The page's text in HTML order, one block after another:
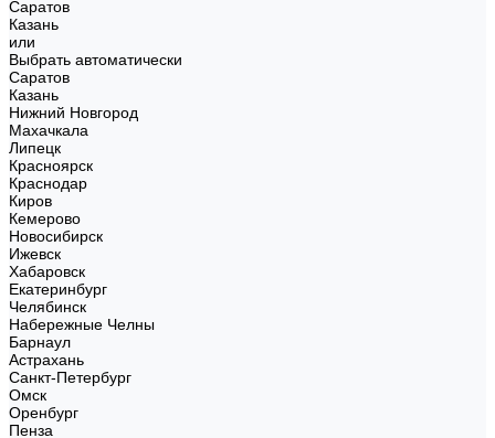
Саратов
Казань
или
Выбрать автоматически
Саратов
Казань
Нижний Новгород
Махачкала
Липецк
Красноярск
Краснодар
Киров
Кемерово
Новосибирск
Ижевск
Хабаровск
Екатеринбург
Челябинск
Набережные Челны
Барнаул
Астрахань
Санкт-Петербург
Омск
Оренбург
Пенза